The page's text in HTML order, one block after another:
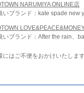
NARUMIYA ONLINE店
いブランド：kate spade new
いブランド：After the rain、
にはご不便をおかけいたしま